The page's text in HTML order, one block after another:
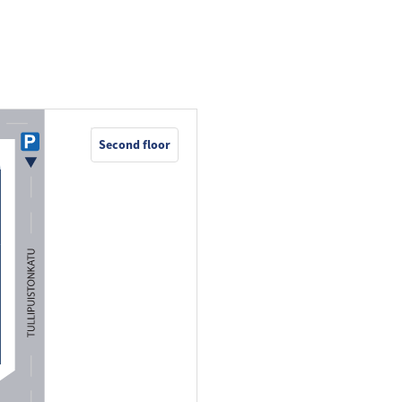
Second floor